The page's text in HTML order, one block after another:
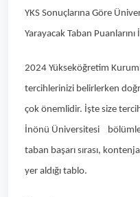
YKS Sonuçlarına Göre
Yarayacak Taban
2024 Yükseköğretim
tercihlerinizi belirlerken
çok önemlidir. İşte size
İnönü Üniversitesi
taban başarı sırası,
yer aldığı tablo.